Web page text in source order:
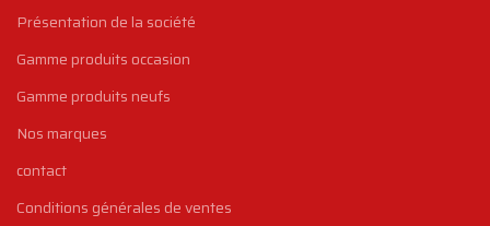
Présentation de la société
Gamme produits occasion
Gamme produits neufs
Nos marques
contact
Conditions générales de ventes